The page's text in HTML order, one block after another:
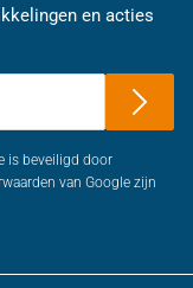
en acties
is beveiligd door
van Google zijn